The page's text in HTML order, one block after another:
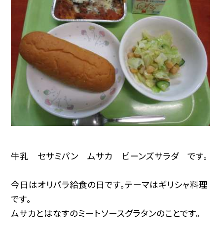
牛乳 セサミパン ムサカ ビーンズサラダ です。
今日はオリパラ給食の日です。テーマはギリシャ料理
です。
ムサカとはなすのミートソースグラタンのことです。